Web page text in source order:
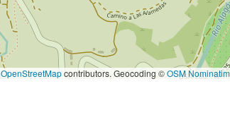
OpenStreetMapcontributors. Geocoding ©OSM Nominatim